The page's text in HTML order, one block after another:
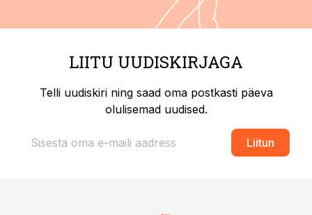
LIITU UUDISKIRJAGA
Telli uudiskiri ning saad oma postkasti päeva
olulisemad uudised.
Liitun